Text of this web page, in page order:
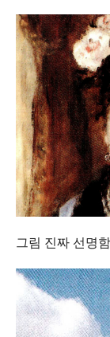
그림 진짜 선명